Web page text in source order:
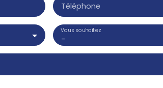
Téléphone
-
Vous souhaitez